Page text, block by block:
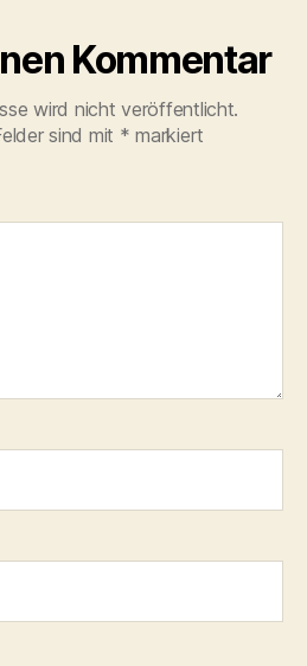
Kommentar
wird nicht veröffentlicht.
sind mit * markiert